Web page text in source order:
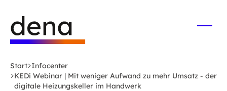
Hauptinhalt
springen
Deutsche
Energie-
Agentur
-
zur
Start Infocenter
KEDi Webinar | Mit weniger Aufwand zu mehr Umsatz - der
digitale Heizungskeller im Handwerk